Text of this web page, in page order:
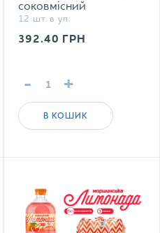
соковмісний
середньогазований
напій
12 шт. в уп.
392.40 ГРН
- +
В КОШИК